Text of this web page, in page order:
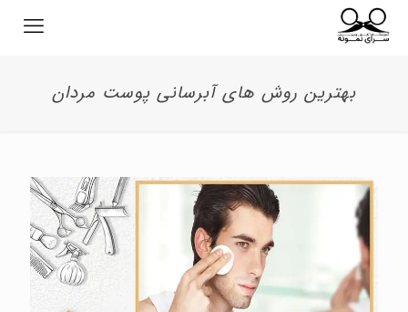
بهترین روش های آبرسانی پوست مردان